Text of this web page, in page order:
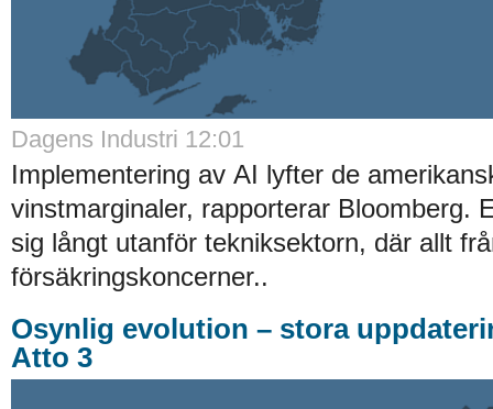
Dagens Industri 12:01
Implementering av AI lyfter de
vinstmarginaler, rapporterar Bloomberg.
sig långt utanför tekniksektorn, där allt
försäkringskoncerner..
Osynlig evolution – stora
Atto 3